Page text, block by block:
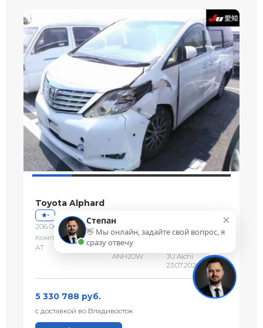
Toyota Alphard
-
206 000 км2010 г.
Комплектация: 240X SIDE LIFT UP SEAT
AT
2400 сс
ANH20W
JU Aichi
23.07.2026
5 330 788 руб.
с доставкой во Владивосток
×
Степан
👋 Мы онлайн, задайте свой вопрос, я
сразу отвечу